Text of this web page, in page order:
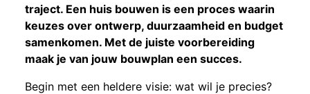
traject. Een huis bouwen is een proces waarin
keuzes over ontwerp, duurzaamheid en budget
samenkomen. Met de juiste voorbereiding
maak je van jouw bouwplan een succes.
Begin met een heldere visie: wat wil je precies?